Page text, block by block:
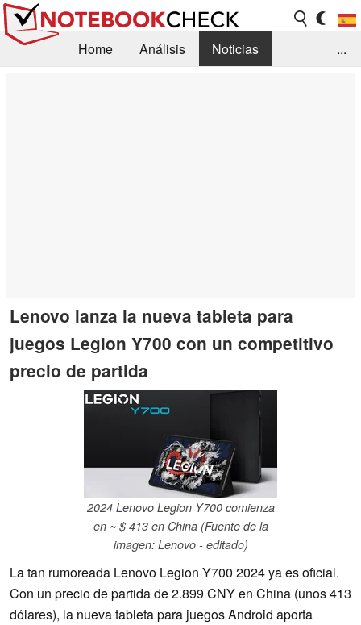
Home Análisis
Noticias
...
Lenovo lanza la nueva tableta para
juegos Legion Y700 con un competitivo
precio de partida
2024 Lenovo Legion Y700 comienza
en ~ $ 413 en China (Fuente de la
imagen: Lenovo - editado)
La tan rumoreada Lenovo Legion Y700 2024 ya es oficial.
Con un precio de partida de 2.899 CNY en China (unos 413
dólares), la nueva tableta para juegos Android aporta